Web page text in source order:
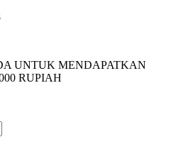
UNTUK MENDAPATKAN
RUPIAH